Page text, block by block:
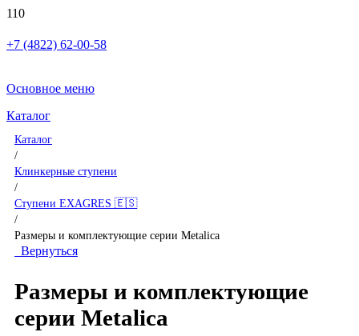
+7 (4822) 62-00-58
Основное меню
Каталог
Каталог
/
Клинкерные ступени
/
Ступени EXAGRES 🇪🇸
/
Размеры и комплектующие серии Metalica
Вернуться
Размеры и комплектующие
серии Metalica